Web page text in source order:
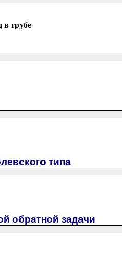
в трубе
типа
обратной задачи